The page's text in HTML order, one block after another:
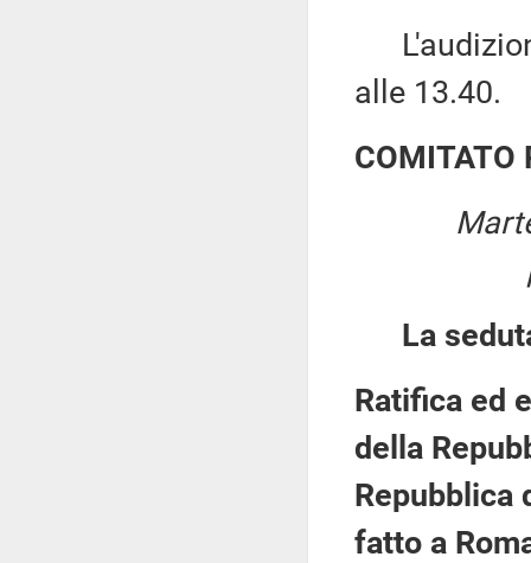
alle 13.40.
COMITATO
La
Ratifica ed
della
Repubblica
fatto a